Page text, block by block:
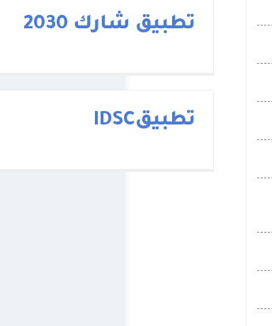
تطبيق شارك 2030
تطبيقIDSC